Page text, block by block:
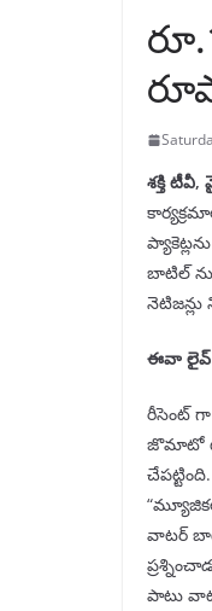
శక్తి టీవీ,
బాటిల్
ఈవా లైవ్
రీసెంట్
జొమాటో
వాటర్
పాటు